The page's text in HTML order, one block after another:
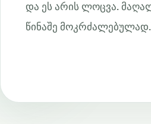
და ეს არის ლოცვა.
წინაშე